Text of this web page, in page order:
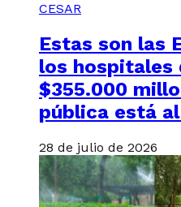
CESAR
Estas son las
los hospitales
$355.000
pública está
28 de julio de 2026